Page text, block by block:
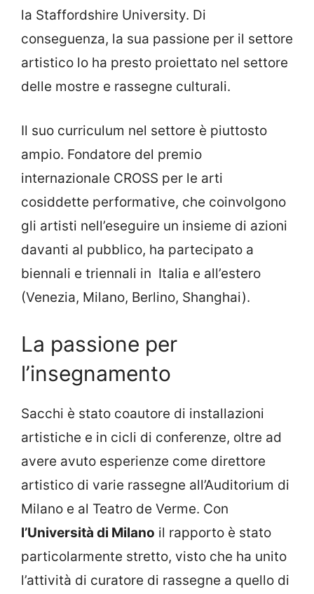
la Staffordshire University. Di
conseguenza, la sua passione per il settore
artistico lo ha presto proiettato nel settore
delle mostre e rassegne culturali.
Il suo curriculum nel settore è piuttosto
ampio. Fondatore del premio
internazionale CROSS per le arti
cosiddette performative, che coinvolgono
gli artisti nell’eseguire un insieme di azioni
davanti al pubblico, ha partecipato a
biennali e triennali in Italia e all’estero
(Venezia, Milano, Berlino, Shanghai).
La passione per
l’insegnamento
Sacchi è stato coautore di installazioni
artistiche e in cicli di conferenze, oltre ad
avere avuto esperienze come direttore
artistico di varie rassegne all’Auditorium di
Milano e al Teatro de Verme. Con
l’Università di Milano il rapporto è stato
particolarmente stretto, visto che ha unito
l’attività di curatore di rassegne a quello di